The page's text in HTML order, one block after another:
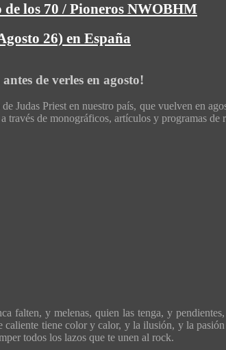
los 70 / Pioneros NWOBHM
26) en España
de verles en agosto!
Judas Priest en nuestro país, que vuelven en
través de monográficos, artículos y programas
falten, y melenas, quien las tenga, y
caliente tiene color y calor, y la ilusión, y la
todos los lazos que te unen al rock.